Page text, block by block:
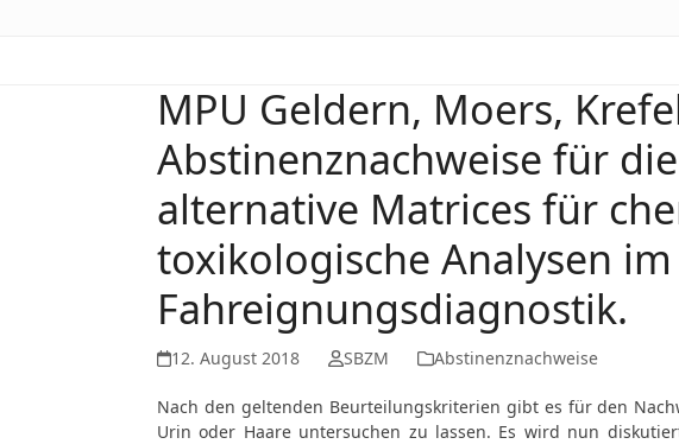
MPU Geldern, Moers,
Abstinenznachweise für
alternative Matrices für
toxikologische Analysen
Fahreignungsdiagnostik.
12. August 2018 SBZM Abstinenznachweise
Nach den geltenden Beurteilungskriterien gibt es für den
Urin oder Haare untersuchen zu lassen. Es wird nun